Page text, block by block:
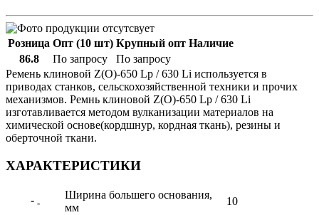
Розница Опт (10 шт) Крупный опт Наличие
86.8
По запросу
По запросу
Ремень клиновой Z(O)-650 Lp / 630 Li используется в
приводах станков, сельскохозяйственной техники и прочих
механизмов. Ремнь клиновой Z(O)-650 Lp / 630 Li
изготавливается методом вулканизации материалов на
химической основе(кордшнур, кордная ткань), резины и
оберточной ткани.
ХАРАКТЕРИСТИКИ
- -
Ширина большего основания,
мм
10